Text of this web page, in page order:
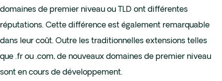
domaines de premier niveau ou TLD ont différentes
réputations. Cette différence est également remarquable
dans leur coût. Outre les traditionnelles extensions telles
que .fr ou .com, de nouveaux domaines de premier niveau
sont en cours de développement.